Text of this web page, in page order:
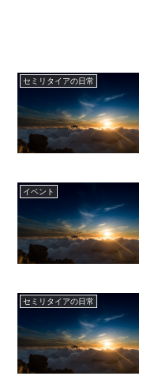
セミリタイアの日常
イベント
セミリタイアの日常